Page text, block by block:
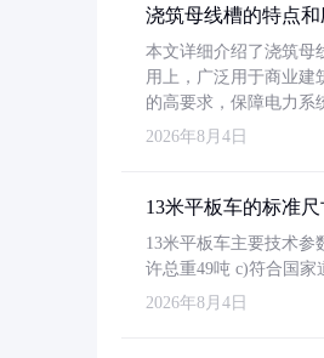
浇筑母线槽的特点
本文详细介绍了浇筑母
用上，广泛用于商业建
的高要求，保障电力系
2026年8月4日
13米平板车的标准
13米平板车主要技术参
许总重49吨 c)符合国
2026年8月4日